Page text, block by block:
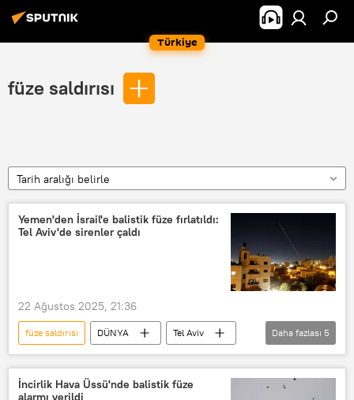
Türkiye
füze saldırısı
Tarih aralığı belirle
Yemen'den İsrail'e balistik füze fırlatıldı:
Tel Aviv'de sirenler çaldı
22 Ağustos 2025, 21:36
füze saldırısı DÜNYA
Tel Aviv
Yemen
İsrail
Ortadoğu
Füze
Füze saldırısı
Daha fazlası 5
İncirlik Hava Üssü'nde balistik füze
alarmı verildi